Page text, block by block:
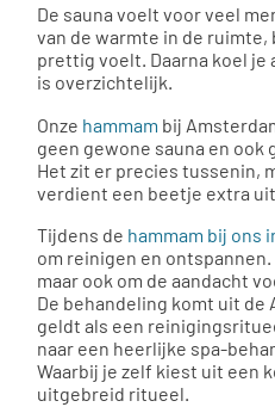
De sauna voelt voor veel
van de warmte in de
prettig voelt. Daarna koel je
is overzichtelijk.
Onze hammam bij
geen gewone sauna en ook
Het zit er precies tussenin,
verdient een beetje extra
Tijdens de hammam bij ons
om reinigen en
maar ook om de aandacht
De behandeling komt uit de
geldt als een
naar een heerlijke spa-
Waarbij je zelf kiest uit een
uitgebreid ritueel.